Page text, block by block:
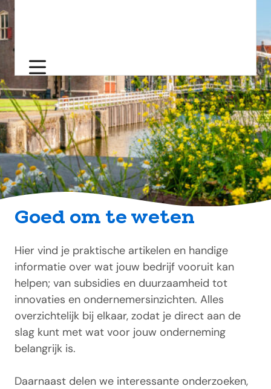
Goed om te weten
Hier vind je praktische artikelen en handige
informatie over wat jouw bedrijf vooruit kan
helpen; van subsidies en duurzaamheid tot
innovaties en ondernemersinzichten. Alles
overzichtelijk bij elkaar, zodat je direct aan de
slag kunt met wat voor jouw onderneming
belangrijk is.
Daarnaast delen we interessante onderzoeken,